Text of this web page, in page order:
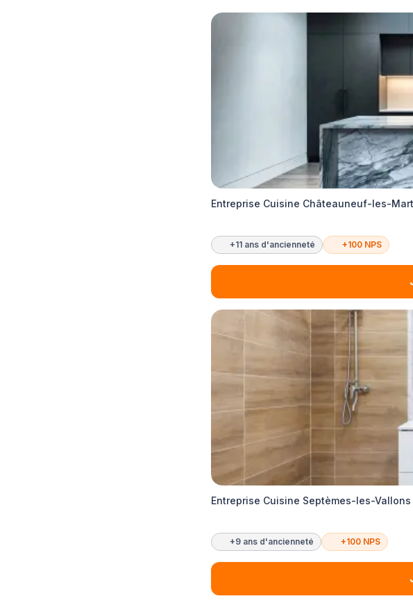
Entreprise Cuisine Châteauneuf-les-
+11 ans d'ancienneté +100 NPS
Entreprise Cuisine Septèmes-les-Vallons
+9 ans d'ancienneté +100 NPS